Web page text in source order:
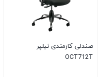
صندلی کارمندی نیلپر
OCT712T